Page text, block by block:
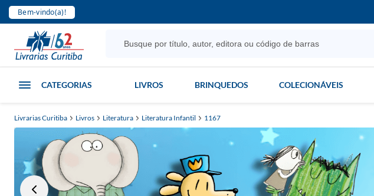
Bem-vindo(a)!
CATEGORIAS LIVROS BRINQUEDOS COLECIONÁVEIS
Livrarias Curitiba Livros Literatura Literatura Infantil 1167